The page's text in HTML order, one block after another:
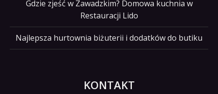
Gdzie zjeść w Zawadzkim? Domowa kuchnia w
Restauracji Lido
Najlepsza hurtownia biżuterii i dodatków do butiku
KONTAKT